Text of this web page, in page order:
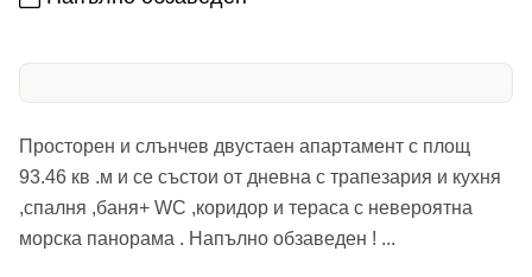
Просторен и слънчев двустаен апартамент с площ
93.46 кв .м и се състои от дневна с трапезария и кухня
,спалня ,баня+ WC ,коридор и тераса с невероятна
морска панорама . Напълно обзаведен ! ...